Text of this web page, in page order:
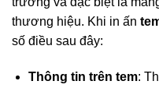
thương hiệu. Khi in ấn
số điều sau đây:
Thông tin trên tem: